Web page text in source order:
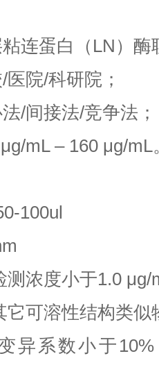
连蛋白（LN）酶
院/科研院；
/间接法/竞争法；
mL – 160 μg/mL
100ul
测浓度小于1.0 μg/
它可溶性结构类似
异系数小于